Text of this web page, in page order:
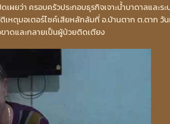
ยว่า ครอบครัวประกอบธุรกิจเจาะน้ำบาดาลและระ
เหตุมอเตอร์ไซค์เสียหลักล้มที่ อ.บ้านตาก ต.ตาก วั
าดและกลายเป็นผู้ป่วยติดเตียง